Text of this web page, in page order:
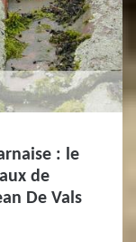
: le
de
De Vals